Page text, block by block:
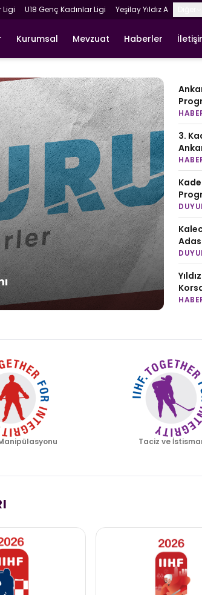
Ligi U18 Genç Kadınlar Ligi Yeşilay Yıldız A
Kurumsal Mevzuat Haberler
3.
Taciz ve